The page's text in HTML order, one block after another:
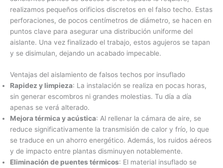
realizamos pequeños orificios discretos en el falso techo. Estas
perforaciones, de pocos centímetros de diámetro, se hacen en
puntos clave para asegurar una distribución uniforme del
aislante. Una vez finalizado el trabajo, estos agujeros se tapan
y se disimulan, dejando un acabado impecable.
Ventajas del aislamiento de falsos techos por insuflado
Rapidez y limpieza: La instalación se realiza en pocas horas,
sin generar escombros ni grandes molestias. Tu día a día
apenas se verá alterado.
Mejora térmica y acústica: Al rellenar la cámara de aire, se
reduce significativamente la transmisión de calor y frío, lo que
se traduce en un ahorro energético. Además, los ruidos aéreos
y de impacto entre plantas disminuyen notablemente.
Eliminación de puentes térmicos: El material insuflado se